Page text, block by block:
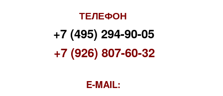
ТЕЛЕФОН
+7 (495) 294-90-05
+7 (926) 807-60-32
E-MAIL: